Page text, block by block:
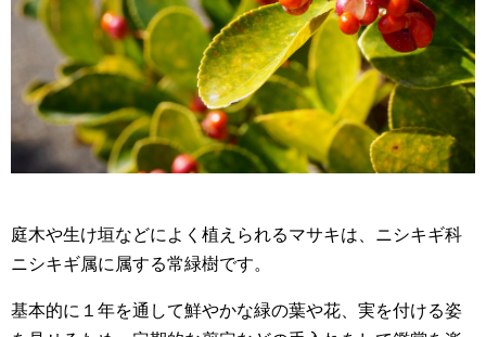
庭木や生け垣などによく植えられるマサキは、ニシキギ科
ニシキギ属に属する常緑樹です。
基本的に１年を通して鮮やかな緑の葉や花、実を付ける姿